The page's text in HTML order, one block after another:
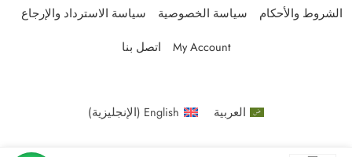
الشروط والأحكام سياسة الخصوصية سياسة الاسترداد والإرجاع
My Account اتصل بنا
العربية English
(الإنجليزية)